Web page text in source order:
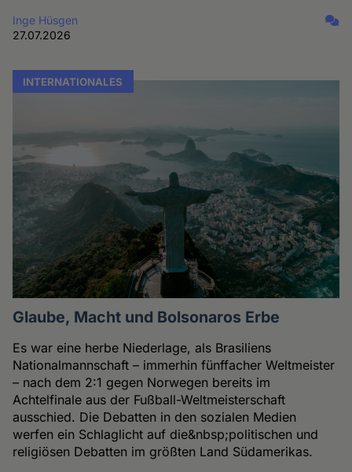
Inge Hüsgen
27.07.2026
INTERNATIONALES
Glaube, Macht und Bolsonaros Erbe
Es war eine herbe Niederlage, als Brasiliens
Nationalmannschaft – immerhin fünffacher Weltmeister
– nach dem 2:1 gegen Norwegen bereits im
Achtelfinale aus der Fußball-Weltmeisterschaft
ausschied. Die Debatten in den sozialen Medien
werfen ein Schlaglicht auf die&nbsp;politischen und
religiösen Debatten im größten Land Südamerikas.